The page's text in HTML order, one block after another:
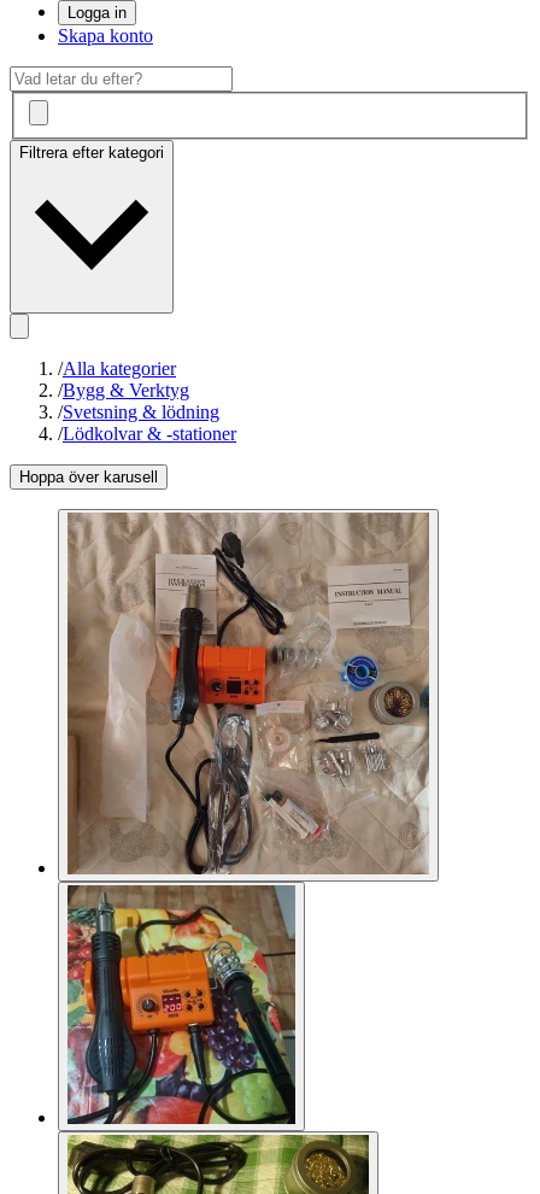
Logga in
Skapa konto
Filtrera efter kategori
/Alla kategorier
/Bygg & Verktyg
/Svetsning & lödning
/Lödkolvar & -stationer
Hoppa över karusell